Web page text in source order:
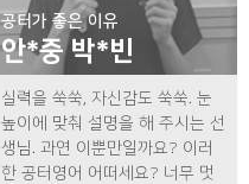
공터가 좋은 이유
안*중 박*빈
실력을 쑥쑥, 자신감도 쑥쑥. 눈
높이에 맞춰 설명을 해 주시는 선
생님. 과연 이뿐만일까요? 이러
한 공터영어 어떠세요? 너무 멋